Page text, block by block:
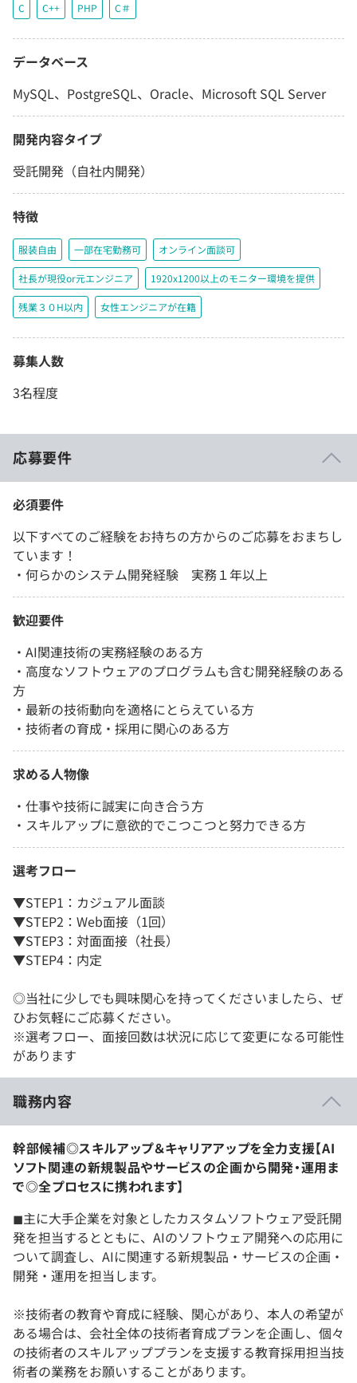
C C++ PHP C＃
データベース
MySQL、PostgreSQL、Oracle、Microsoft SQL Server
開発内容タイプ
受託開発（自社内開発）
特徴
服装自由 一部在宅勤務可 オンライン面談可
社長が現役or元エンジニア 1920x1200以上のモニター環境を提供
残業３０H以内 女性エンジニアが在籍
募集人数
3名程度
応募要件
必須要件
以下すべてのご経験をお持ちの方からのご応募をおまちし
ています！
・何らかのシステム開発経験 実務１年以上
歓迎要件
・AI関連技術の実務経験のある方
・高度なソフトウェアのプログラムも含む開発経験のある
方
・最新の技術動向を適格にとらえている方
・技術者の育成・採用に関心のある方
求める人物像
・仕事や技術に誠実に向き合う方
・スキルアップに意欲的でこつこつと努力できる方
選考フロー
▼STEP1：カジュアル面談
▼STEP2：Web面接（1回）
▼STEP3：対面面接（社長）
▼STEP4：内定
◎当社に少しでも興味関心を持ってくださいましたら、ぜ
ひお気軽にご応募ください。
※選考フロー、面接回数は状況に応じて変更になる可能性
があります
職務内容
幹部候補◎スキルアップ＆キャリアアップを全力支援【AI
ソフト関連の新規製品やサービスの企画から開発・運用ま
で◎全プロセスに携われます】
◼︎主に大手企業を対象としたカスタムソフトウェア受託開
発を担当するとともに、AIのソフトウェア開発への応用に
ついて調査し、AIに関連する新規製品・サービスの企画・
開発・運用を担当します。
※技術者の教育や育成に経験、関心があり、本人の希望が
ある場合は、会社全体の技術者育成プランを企画し、個々
の技術者のスキルアッププランを支援する教育採用担当技
術者の業務をお願いすることがあります。